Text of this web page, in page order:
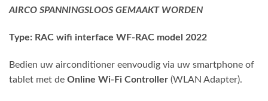
AIRCO SPANNINGSLOOS GEMAAKT WORDEN
Type: RAC wifi interface WF-RAC model 2022
Bedien uw airconditioner eenvoudig via uw smartphone of
tablet met de Online Wi-Fi Controller (WLAN Adapter).